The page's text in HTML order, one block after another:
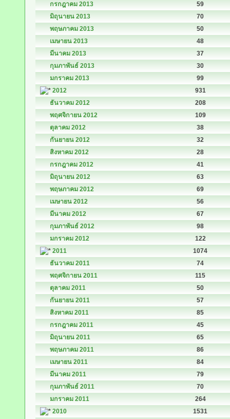
กรกฎาคม 2013
59
มิถุนายน 2013
70
พฤษภาคม 2013
50
เมษายน 2013
48
มีนาคม 2013
37
กุมภาพันธ์ 2013
30
มกราคม 2013
99
2012
931
ธันวาคม 2012
208
พฤศจิกายน 2012
109
ตุลาคม 2012
38
กันยายน 2012
32
สิงหาคม 2012
28
กรกฎาคม 2012
41
มิถุนายน 2012
63
พฤษภาคม 2012
69
เมษายน 2012
56
มีนาคม 2012
67
กุมภาพันธ์ 2012
98
มกราคม 2012
122
2011
1074
ธันวาคม 2011
74
พฤศจิกายน 2011
115
ตุลาคม 2011
50
กันยายน 2011
57
สิงหาคม 2011
85
กรกฎาคม 2011
45
มิถุนายน 2011
65
พฤษภาคม 2011
86
เมษายน 2011
84
มีนาคม 2011
79
กุมภาพันธ์ 2011
70
มกราคม 2011
264
2010
1531